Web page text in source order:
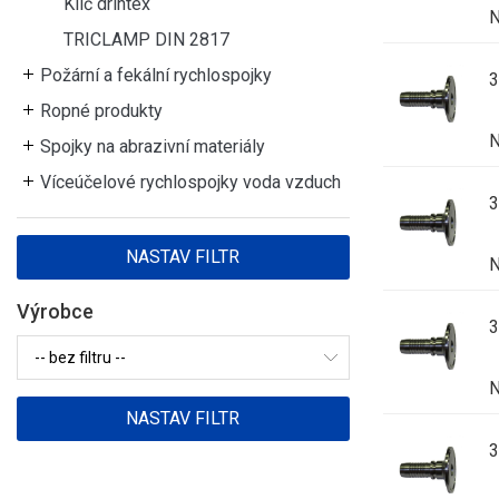
TRICLAMP DIN 2817
Požární a fekální rychlospojky
Ropné produkty
Spojky na abrazivní materiály
Víceúčelové rychlospojky voda vzduch
Výrobce